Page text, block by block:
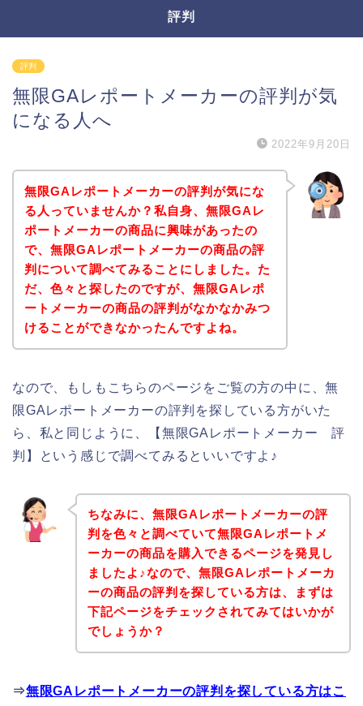
評判
評判
無限GAレポートメーカーの評判が気
になる人へ
2022年9月20日
無限GAレポートメーカーの評判が気にな
る人っていませんか？私自身、無限GAレ
ポートメーカーの商品に興味があったの
で、無限GAレポートメーカーの商品の評
判について調べてみることにしました。た
だ、色々と探したのですが、無限GAレポ
ートメーカーの商品の評判がなかなかみつ
けることができなかったんですよね。
なので、もしもこちらのページをご覧の方の中に、無
限GAレポートメーカーの評判を探している方がいた
ら、私と同じように、【無限GAレポートメーカー 評
判】という感じで調べてみるといいですよ♪
ちなみに、無限GAレポートメーカーの評
判を色々と調べていて無限GAレポートメ
ーカーの商品を購入できるページを発見し
ましたよ♪なので、無限GAレポートメーカ
ーの商品の評判を探している方は、まずは
下記ページをチェックされてみてはいかが
でしょうか？
⇒無限GAレポートメーカーの評判を探している方はこ